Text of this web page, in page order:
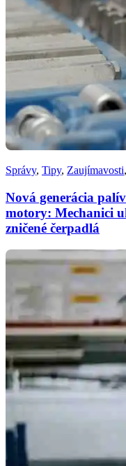
Správy, Tipy, Zaujímavosti,
Nová generácia
motory: Mechanici
zničené čerpadlá